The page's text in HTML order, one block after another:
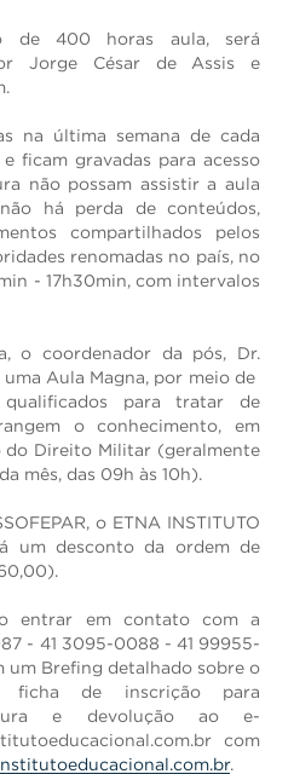
de 400 horas aula, será
Jorge César de Assis e
na última semana de cada
ficam gravadas para acesso
não possam assistir a aula
há perda de conteúdos,
compartilhados pelos
renomadas no país, no
- 17h30min, com intervalos
o coordenador da pós, Dr.
Aula Magna, por meio de
qualificados para tratar de
o conhecimento, em
Direito Militar (geralmente
mês, das 09h às 10h).
o ETNA INSTITUTO
um desconto da ordem de
entrar em contato com a
- 41 3095-0088 - 41 99955-
um Brefing detalhado sobre o
de inscrição para
e devolução ao e-
com
.